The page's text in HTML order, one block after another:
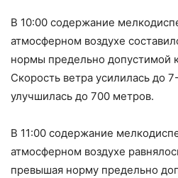
В 10:00 содержание
атмосферном воздухе
нормы предельно допустимой
Скорость ветра усилилась до
улучшилась до 700 метров.
В 11:00 содержание
атмосферном воздухе
превышая норму предельно